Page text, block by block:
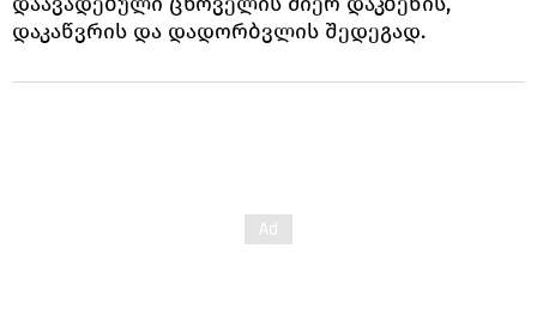
დაკაწვრის და დადორბვლის შედეგად.